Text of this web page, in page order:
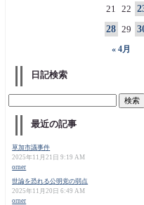
« 4月
21
22
28 29
日記検索
最近の記事
草加市議事件
2025年11月21日 9:19 AM
orner
世論を恐れる公明党の弱点
2025年11月20日 6:49 AM
orner